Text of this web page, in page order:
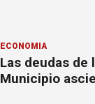
ECONOMÍA
Las deudas de
Municipio